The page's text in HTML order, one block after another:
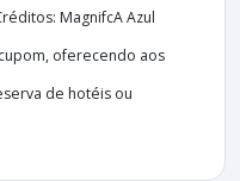
MagnifcA Azul
oferecendo aos
de hotéis ou